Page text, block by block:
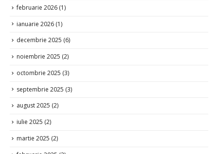
februarie 2026 (1)
ianuarie 2026 (1)
decembrie 2025 (6)
noiembrie 2025 (2)
octombrie 2025 (3)
septembrie 2025 (3)
august 2025 (2)
iulie 2025 (2)
martie 2025 (2)